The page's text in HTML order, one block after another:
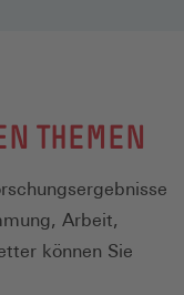
THEMEN
Arbeit,
können Sie